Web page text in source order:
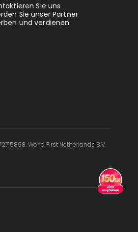
Sie uns
Sie unser Partner
und verdienen
World First Netherlands B.V.